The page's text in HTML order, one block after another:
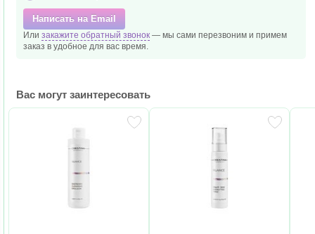
Написать на Email
Или закажите обратный звонок — мы сами перезвоним и примем
заказ в удобное для вас время.
Вас могут заинтересовать